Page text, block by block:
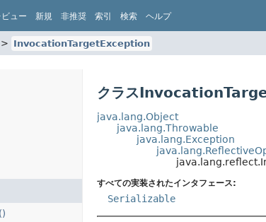
ュー 新規 非推奨 索引 検索 ヘルプ
InvocationTargetException
クラス
java.lang.Object
java.lang.Throwable
java.lang.Exception
すべての実装されたインタフェース:
Serializable